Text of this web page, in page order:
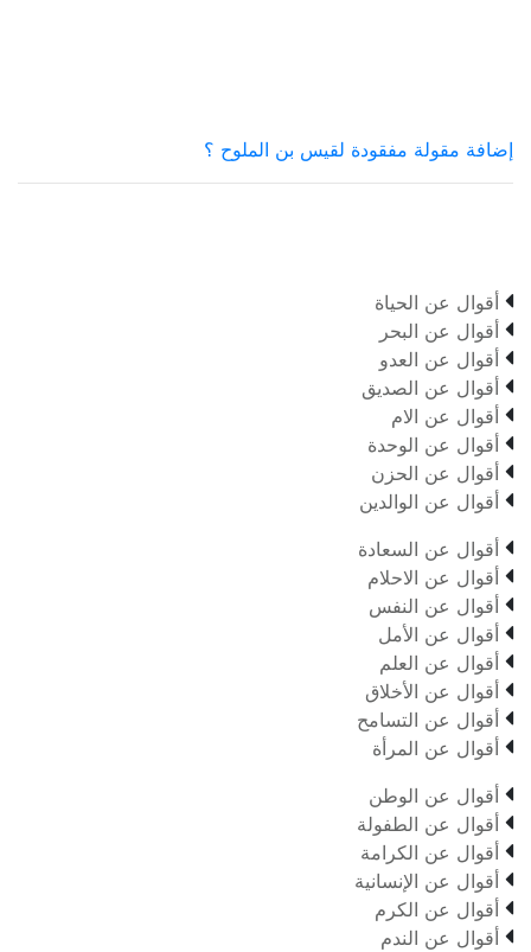
إضافة مقولة مفقودة لقيس بن الملوح ؟
 أقوال عن الحياة
 أقوال عن البحر
 أقوال عن العدو
 أقوال عن الصديق
 أقوال عن الام
 أقوال عن الوحدة
 أقوال عن الحزن
 أقوال عن الوالدين
 أقوال عن السعادة
 أقوال عن الاحلام
 أقوال عن النفس
 أقوال عن الأمل
 أقوال عن العلم
 أقوال عن الأخلاق
 أقوال عن التسامح
 أقوال عن المرأة
 أقوال عن الوطن
 أقوال عن الطفولة
 أقوال عن الكرامة
 أقوال عن الإنسانية
 أقوال عن الكرم
 أقوال عن الندم